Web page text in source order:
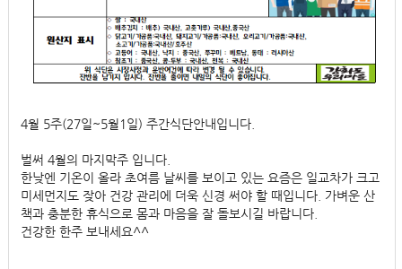
4월 5주(27일~5월1일) 주간식단안내입니다.
벌써 4월의 마지막주 입니다.
한낮엔 기온이 올라 초여름 날씨를 보이고 있는 요즘은 일교차가 크고
미세먼지도 잦아 건강 관리에 더욱 신경 써야 할 때입니다. 가벼운 산
책과 충분한 휴식으로 몸과 마음을 잘 돌보시길 바랍니다.
건강한 한주 보내세요^^